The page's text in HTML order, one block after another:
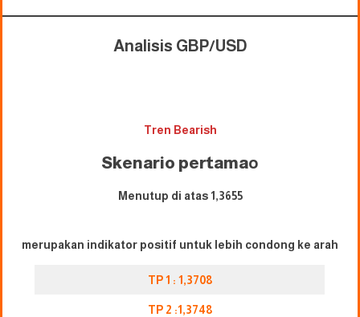
Analisis GBP/USD
Tren Bearish
Skenario pertamao
Menutup di atas 1,3655
merupakan indikator positif untuk lebih condong ke arah
TP 1 : 1,3708
TP 2 :1,3748